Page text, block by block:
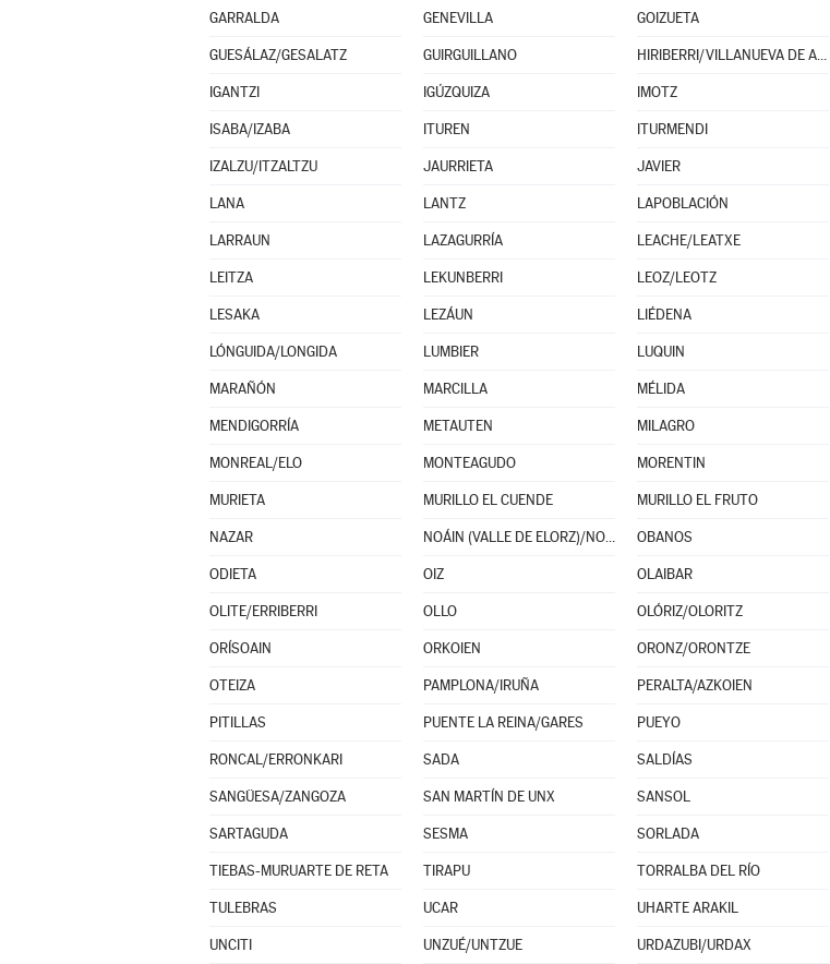
GARRALDA GENEVILLA GOIZUETA
GUESÁLAZ/GESALATZ GUIRGUILLANO HIRIBERRI/VILLANUEVA DE AEZKOA
IGANTZI IGÚZQUIZA IMOTZ
ISABA/IZABA ITUREN ITURMENDI
IZALZU/ITZALTZU JAURRIETA JAVIER
LANA LANTZ LAPOBLACIÓN
LARRAUN LAZAGURRÍA LEACHE/LEATXE
LEITZA LEKUNBERRI LEOZ/LEOTZ
LESAKA LEZÁUN LIÉDENA
LÓNGUIDA/LONGIDA LUMBIER LUQUIN
MARAÑÓN MARCILLA MÉLIDA
MENDIGORRÍA METAUTEN MILAGRO
MONREAL/ELO MONTEAGUDO MORENTIN
MURIETA MURILLO EL CUENDE MURILLO EL FRUTO
NAZAR NOÁIN (VALLE DE ELORZ)/NOAIN (ELORTZIBAR) OBANOS
ODIETA OIZ OLAIBAR
OLITE/ERRIBERRI OLLO OLÓRIZ/OLORITZ
ORÍSOAIN ORKOIEN ORONZ/ORONTZE
OTEIZA PAMPLONA/IRUÑA PERALTA/AZKOIEN
PITILLAS PUENTE LA REINA/GARES PUEYO
RONCAL/ERRONKARI SADA SALDÍAS
SANGÜESA/ZANGOZA SAN MARTÍN DE UNX SANSOL
SARTAGUDA SESMA SORLADA
TIEBAS-MURUARTE DE RETA TIRAPU TORRALBA DEL RÍO
TULEBRAS UCAR UHARTE ARAKIL
UNCITI UNZUÉ/UNTZUE URDAZUBI/URDAX